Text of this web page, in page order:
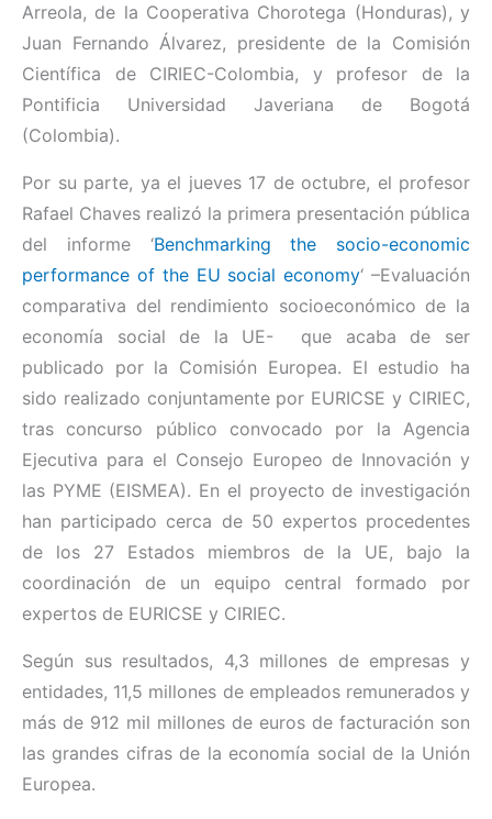
Arreola, de la Cooperativa Chorotega (Honduras), y
Juan Fernando Álvarez, presidente de la Comisión
Científica de CIRIEC-Colombia, y profesor de la
Pontificia Universidad Javeriana de Bogotá
(Colombia).
Por su parte, ya el jueves 17 de octubre, el profesor
Rafael Chaves realizó la primera presentación pública
del informe ‘Benchmarking the socio-economic
performance of the EU social economy‘ –Evaluación
comparativa del rendimiento socioeconómico de la
economía social de la UE-
que acaba de ser
publicado por la Comisión Europea. El estudio ha
sido realizado conjuntamente por EURICSE y CIRIEC,
tras concurso público convocado por la Agencia
Ejecutiva para el Consejo Europeo de Innovación y
las PYME (EISMEA). En el proyecto de investigación
han participado cerca de 50 expertos procedentes
de los 27 Estados miembros de la UE, bajo la
coordinación de un equipo central formado por
expertos de EURICSE y CIRIEC.
Según sus resultados, 4,3 millones de empresas y
entidades, 11,5 millones de empleados remunerados y
más de 912 mil millones de euros de facturación son
las grandes cifras de la economía social de la Unión
Europea.